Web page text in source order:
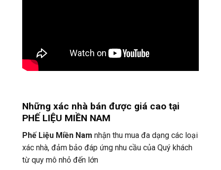
Những xác nhà bán được giá cao tại
PHẾ LIỆU MIỀN NAM
Phế Liệu Miền Nam nhận thu mua đa dạng các loại
xác nhà, đảm bảo đáp ứng nhu cầu của Quý khách
từ quy mô nhỏ đến lớn